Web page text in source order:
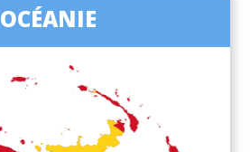
OCÉANIE